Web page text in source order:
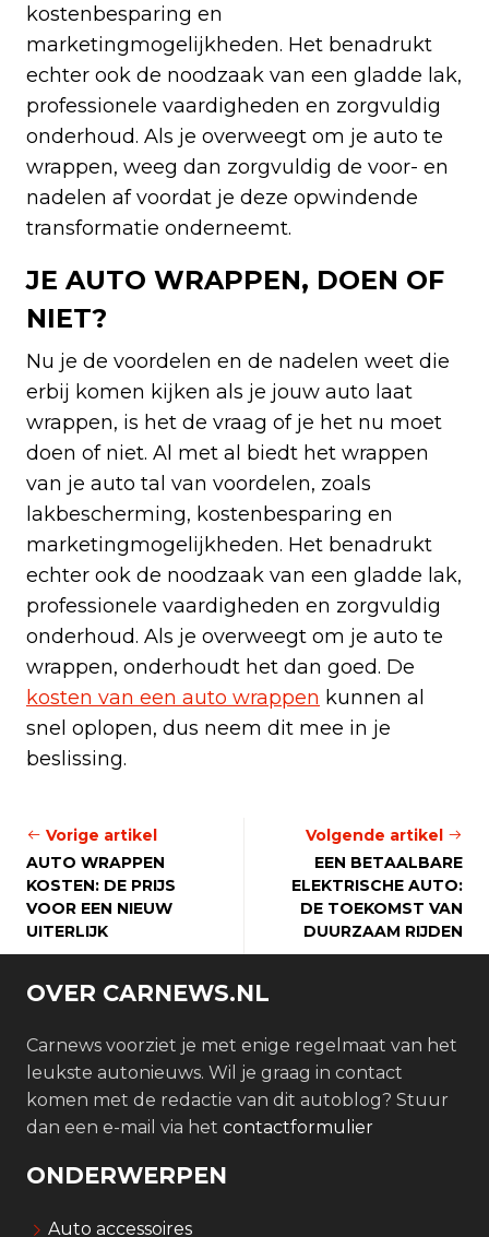
kostenbesparing en
marketingmogelijkheden. Het benadrukt
echter ook de noodzaak van een gladde lak,
professionele vaardigheden en zorgvuldig
onderhoud. Als je overweegt om je auto te
wrappen, weeg dan zorgvuldig de voor- en
nadelen af voordat je deze opwindende
transformatie onderneemt.
JE AUTO WRAPPEN, DOEN OF
NIET?
Nu je de voordelen en de nadelen weet die
erbij komen kijken als je jouw auto laat
wrappen, is het de vraag of je het nu moet
doen of niet. Al met al biedt het wrappen
van je auto tal van voordelen, zoals
lakbescherming, kostenbesparing en
marketingmogelijkheden. Het benadrukt
echter ook de noodzaak van een gladde lak,
professionele vaardigheden en zorgvuldig
onderhoud. Als je overweegt om je auto te
wrappen, onderhoudt het dan goed. De
kosten van een auto wrappen kunnen al
snel oplopen, dus neem dit mee in je
beslissing.
Vorige artikel
AUTO WRAPPEN
KOSTEN: DE PRIJS
VOOR EEN NIEUW
UITERLIJK
Volgende artikel
EEN BETAALBARE
ELEKTRISCHE AUTO:
DE TOEKOMST VAN
DUURZAAM RIJDEN
OVER CARNEWS.NL
Carnews voorziet je met enige regelmaat van het
leukste autonieuws. Wil je graag in contact
komen met de redactie van dit autoblog? Stuur
dan een e-mail via het contactformulier
ONDERWERPEN
Auto accessoires